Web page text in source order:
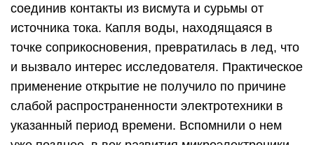
соединив контакты из висмута и сурьмы от
источника тока. Капля воды, находящаяся в
точке соприкосновения, превратилась в лед, что
и вызвало интерес исследователя. Практическое
применение открытие не получило по причине
слабой распространенности электротехники в
указанный период времени. Вспомнили о нем